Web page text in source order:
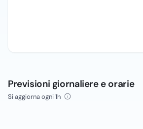
Previsioni giornaliere e orarie
Si aggiorna ogni 1h